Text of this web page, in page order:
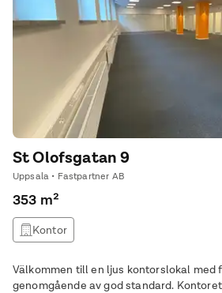
St Olofsgatan 9
Uppsala • Fastpartner AB
353 m²
Kontor
Välkommen till en ljus kontorslokal med
genomgående av god standard.